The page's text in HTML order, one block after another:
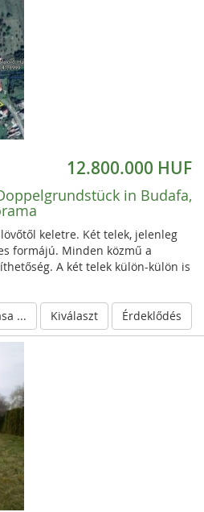
12.800.000 HUF
in Budafa,
keletre. Két telek, jelenleg
formájú. Minden közmű a
A két telek külön-külön is
... Kiválaszt Érdeklődés